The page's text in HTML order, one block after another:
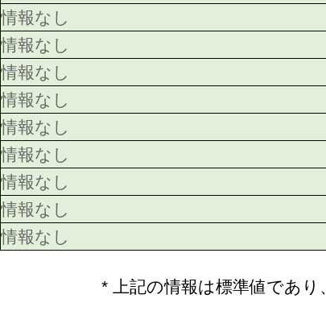
情報なし
情報なし
情報なし
情報なし
情報なし
情報なし
情報なし
情報なし
情報なし
* 上記の情報は標準値であ